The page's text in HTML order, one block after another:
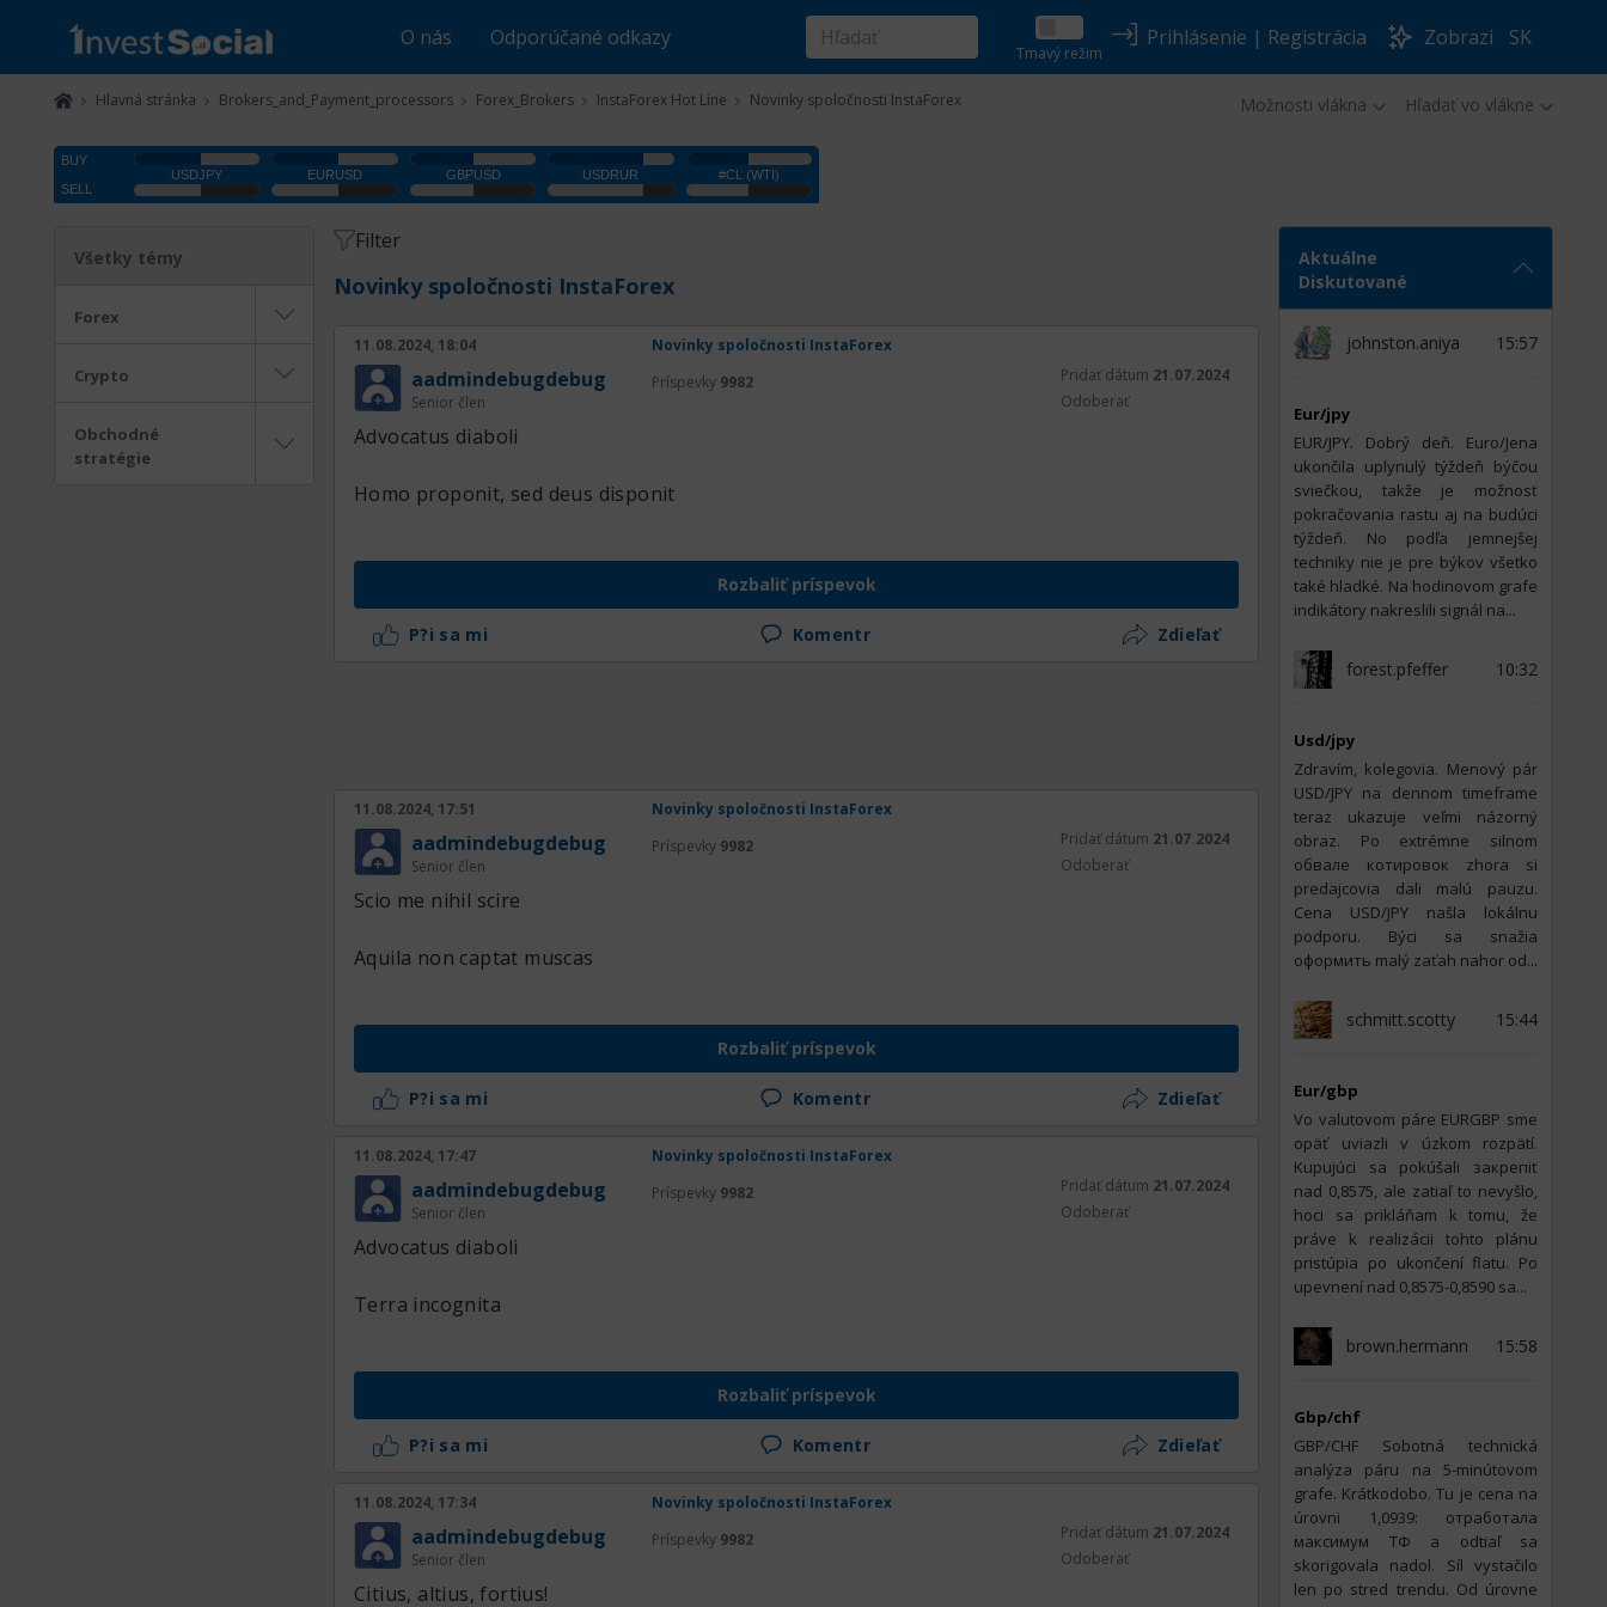
O nás Odporúčané odkazy
Tmavý režim
Prihlásenie | Registrácia Zobrazi SK
Hlavná stránka Brokers_and_Payment_processors Forex_Brokers InstaForex Hot Line Novinky spoločnosti InstaForex Možnosti vlákna Hľadať vo vlákne
Všetky témy
Forex
Crypto
Obchodné
stratégie
Filter
Novinky spoločnosti InstaForex
11.08.2024, 18:04 Novinky spoločnosti InstaForex
aadmindebugdebug
Senior člen
Príspevky 9982 Pridať dátum 21.07.2024
Odoberať
Advocatus diaboli
Homo proponit, sed deus disponit
Rozbaliť príspevok
P?i sa mi Komentr Zdieľať
11.08.2024, 17:51 Novinky spoločnosti InstaForex
aadmindebugdebug
Senior člen
Príspevky 9982 Pridať dátum 21.07.2024
Odoberať
Scio me nihil scire
Aquila non captat muscas
Rozbaliť príspevok
P?i sa mi Komentr Zdieľať
11.08.2024, 17:47 Novinky spoločnosti InstaForex
aadmindebugdebug
Senior člen
Príspevky 9982 Pridať dátum 21.07.2024
Odoberať
Advocatus diaboli
Terra incognita
Rozbaliť príspevok
P?i sa mi Komentr Zdieľať
11.08.2024, 17:34 Novinky spoločnosti InstaForex
aadmindebugdebug
Senior člen
Príspevky 9982 Pridať dátum 21.07.2024
Odoberať
Citius, altius, fortius!
Aktuálne
Diskutované
johnston.aniya 15:57
Eur/jpy
EUR/JPY. Dobrý deň. Euro/Jena
ukončila uplynulý týždeň býčou
sviečkou, takže je možnosť
pokračovania rastu aj na budúci
týždeň. No podľa jemnejšej
techniky nie je pre býkov všetko
také hladké. Na hodinovom grafe
indikátory nakreslili signál na...
forest.pfeffer 10:32
Usd/jpy
Zdravím, kolegovia. Menový pár
USD/JPY na dennom timeframe
teraz ukazuje veľmi názorný
obraz. Po extrémne silnom
обвале котировок zhora si
predajcovia dali malú pauzu.
Cena USD/JPY našla lokálnu
podporu. Býci sa snažia
оформить malý zaťah nahor od...
schmitt.scotty 15:44
Eur/gbp
Vo valutovom páre EURGBP sme
opäť uviazli v úzkom rozpätí.
Kupujúci sa pokúšali закрепiť
nad 0,8575, ale zatiaľ to nevyšlo,
hoci sa prikláňam k tomu, že
práve k realizácii tohto plánu
pristúpia po ukončení flatu. Po
upevnení nad 0,8575-0,8590 sa...
brown.hermann 15:58
Gbp/chf
GBP/CHF Sobotná technická
analýza páru na 5-minútovom
grafe. Krátkodobo. Tu je cena na
úrovni 1,0939: отработала
максимум ТФ a odtiaľ sa
skorigovala nadol. Síl vystačilo
len po stred trendu. Od úrovne